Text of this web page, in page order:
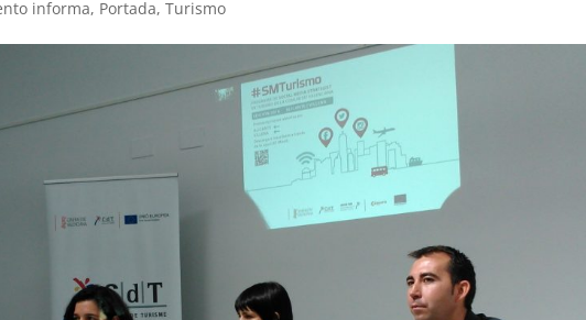
informa, Portada,Turismo